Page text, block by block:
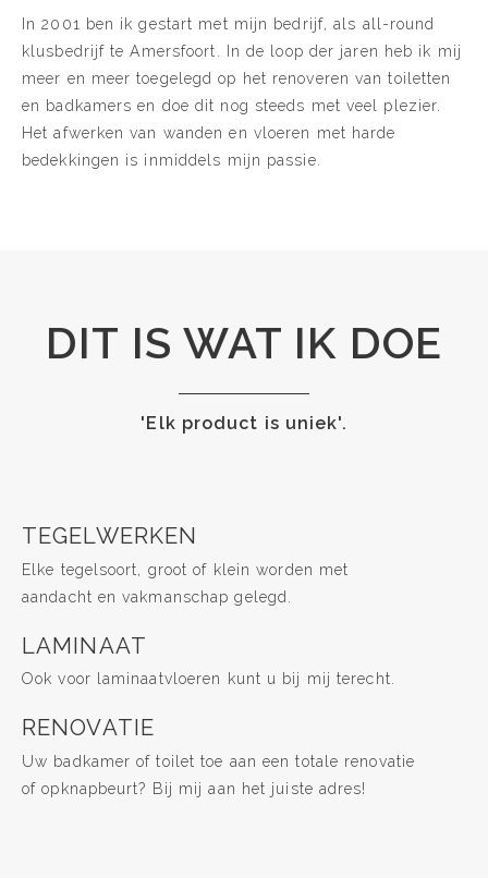
In 2001 ben ik gestart met mijn bedrijf, als all-round
klusbedrijf te Amersfoort. In de loop der jaren heb ik mij
meer en meer toegelegd op het renoveren van toiletten
en badkamers en doe dit nog steeds met veel plezier.
Het afwerken van wanden en vloeren met harde
bedekkingen is inmiddels mijn passie.
DIT IS WAT IK DOE
'Elk product is uniek'.
TEGELWERKEN
Elke tegelsoort, groot of klein worden met
aandacht en vakmanschap gelegd.
LAMINAAT
Ook voor laminaatvloeren kunt u bij mij terecht.
RENOVATIE
Uw badkamer of toilet toe aan een totale renovatie
of opknapbeurt? Bij mij aan het juiste adres!